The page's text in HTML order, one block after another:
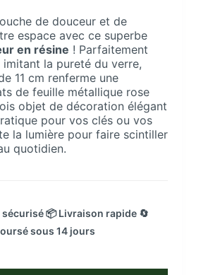
de douceur et de
espace avec ce superbe
en résine ! Parfaitement
la pureté du verre,
11 cm renferme une
de feuille métallique rose
objet de décoration élégant
pour vos clés ou vos
la lumière pour faire scintiller
quotidien.
sécurisé 📦 Livraison rapide 🔄
sous 14 jours